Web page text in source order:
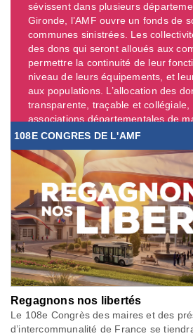
sévissent dans plusieurs
Gironde, l’AMF ouvre un fonds de
communes sinistrées. Les
des dons qui seront alloués aux
permettre la continuité de leur
niveau de leurs équipements, et
aux populations. L’allocation des
transparente, traçable et collégiale,
associations départementales de
108E CONGRES DE L'AMF
Regagnons nos libertés
Le 108e Congrès des maires et des
d’intercommunalité de France se